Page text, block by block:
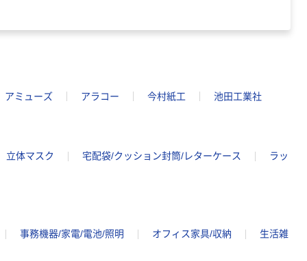
アミューズ アラコー 今村紙工 池田工業社
立体マスク 宅配袋/クッション封筒/レターケース
ラッ
事務機器/家電/電池/照明 オフィス家具/収納
生活雑